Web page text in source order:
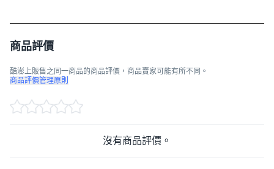
商品評價
酷澎上販售之同一商品的商品評價，商品賣家可能有所不同。
商品評價管理原則
沒有商品評價。